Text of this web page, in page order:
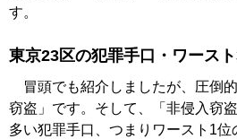
す。
東京23区の犯罪手口・ワース
冒頭でも紹介しましたが、圧倒
窃盗」です。そして、「非侵入窃
多い犯罪手口、つまりワースト1